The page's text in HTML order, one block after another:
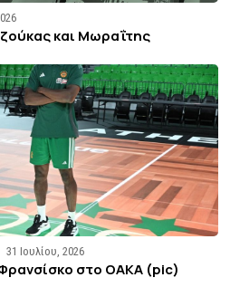
και Μωραΐτης
31 Ιουλίου, 2026
στο ΟΑΚΑ (pic)